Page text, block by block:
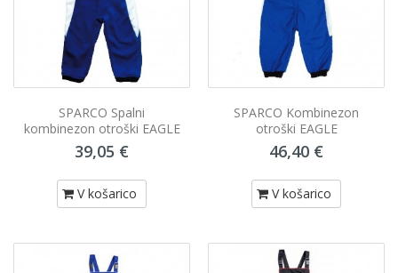
SPARCO Spalni
kombinezon otroški EAGLE
39,05 €
V košarico
SPARCO Kombinezon
otroški EAGLE
46,40 €
V košarico